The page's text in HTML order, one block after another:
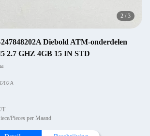
2 /3
247848202A Diebold ATM-onderdelen
2.7 GHZ 4GB 15 IN STD
T
Pieces per Maand